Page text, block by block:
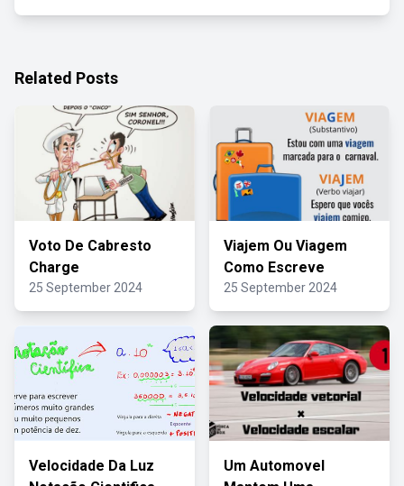
Related Posts
Voto De Cabresto
Charge
25 September 2024
Viajem Ou Viagem
Como Escreve
25 September 2024
Velocidade Da Luz
Um Automovel